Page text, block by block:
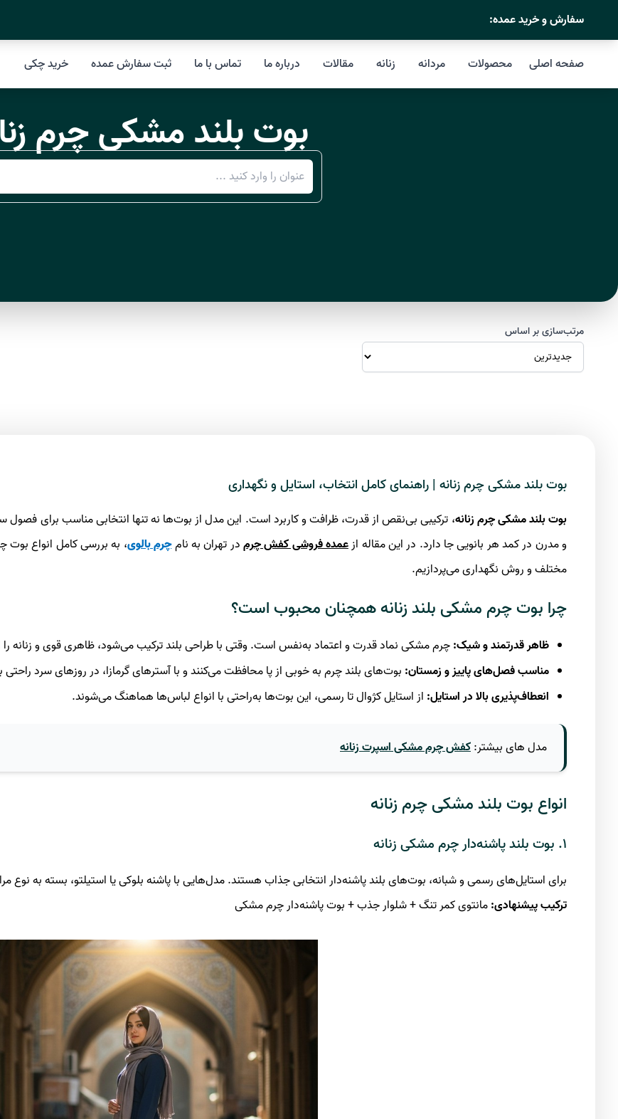
سفارش و خرید عمده:
صفحه اصلی محصولات مردانه زنانه مقالات درباره ما تماس با ما ثبت سفارش عمده خرید چکی
بوت بلند مشکی چرم
مرتب‌سازی بر اساس
بوت بلند مشکی چرم زنانه | راهنمای کامل انتخاب، استایل و نگهداری
بوت بلند مشکی چرم زنانه، ترکیبی بی‌نقص از قدرت، ظرافت و کاربرد است. این مدل از بوت‌ها نه تنها انتخابی مناسب برای
و مدرن در کمد هر بانویی جا دارد. در این مقاله ازعمده فروشی کفش چرمدر تهران به نامچرم بالوی، به بررسی کامل انواع
مختلف و روش نگهداری می‌پردازیم.
چرا بوت چرم مشکی بلند زنانه همچنان محبوب است؟
ظاهر قدرتمند و شیک:چرم مشکی نماد قدرت و اعتماد به‌نفس است. وقتی با طراحی بلند ترکیب می‌شود، ظاهری قوی و زنانه را
مناسب فصل‌های پاییز و زمستان: بوت‌های بلند چرم به خوبی از پا محافظت می‌کنند و با آسترهای گرمازا، در روزهای سرد
انعطاف‌پذیری بالا در استایل: از استایل کژوال تا رسمی، این بوت‌ها به‌راحتی با انواع لباس‌ها هماهنگ می‌شوند.
مدل های بیشتر:کفش چرم مشکی اسپرت زنانه
انواع بوت بلند مشکی چرم زنانه
۱. بوت بلند پاشنه‌دار چرم مشکی زنانه
برای استایل‌های رسمی و شبانه، بوت‌های بلند پاشنه‌دار انتخابی جذاب هستند. مدل‌هایی با پاشنه بلوکی یا استیلتو، بسته به نوع
ترکیب پیشنهادی:مانتوی کمر تنگ + شلوار جذب + بوت پاشنه‌دار چرم مشکی